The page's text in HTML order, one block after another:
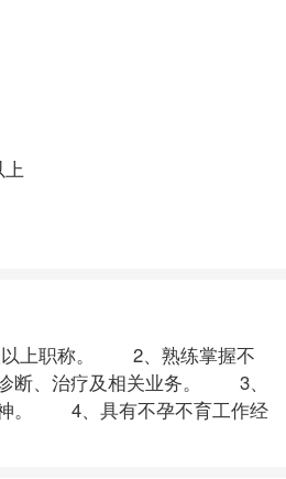
上
上职称。 2、熟练掌握不
断、治疗及相关业务。 3、
神。 4、具有不孕不育工作经